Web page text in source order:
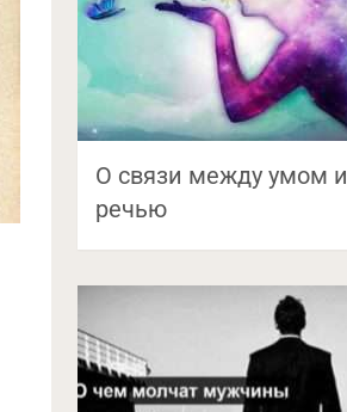
О связи между умом и
речью